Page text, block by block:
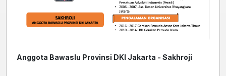
Anggota Bawaslu Provinsi DKI Jakarta - Sakhroji